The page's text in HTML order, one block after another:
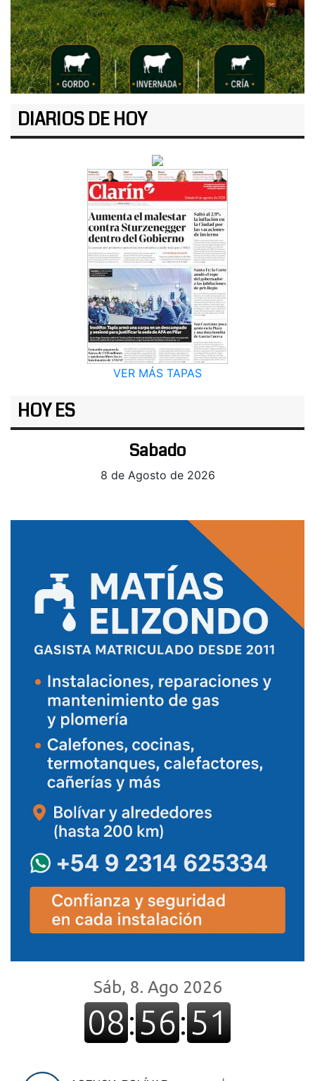
DIARIOS DE HOY
VER MÁS TAPAS
HOY ES
Sabado
8 de Agosto de 2026